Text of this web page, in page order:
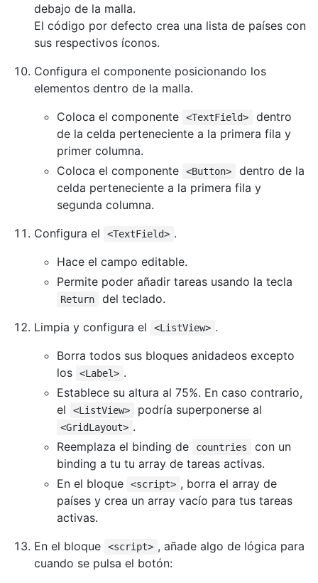
debajo de la malla.
El código por defecto crea una lista de países con
sus respectivos íconos.
Configura el componente posicionando los
elementos dentro de la malla.
Coloca el componente
<TextField>
dentro
de la celda perteneciente a la primera fila y
primer columna.
Coloca el componente
<Button>
dentro de la
celda perteneciente a la primera fila y
segunda columna.
Configura el
<TextField> .
Hace el campo editable.
Permite poder añadir tareas usando la tecla
Return
del teclado.
Limpia y configura el
<ListView> .
Borra todos sus bloques anidadeos excepto
los
<Label> .
Establece su altura al 75%. En caso contrario,
el
<ListView> podría superponerse al
<GridLayout> .
Reemplaza el binding de
countries
con un
binding a tu tu array de tareas activas.
En el bloque
<script> , borra el array de
países y crea un array vacío para tus tareas
activas.
En el bloque
<script> , añade algo de lógica para
cuando se pulsa el botón: